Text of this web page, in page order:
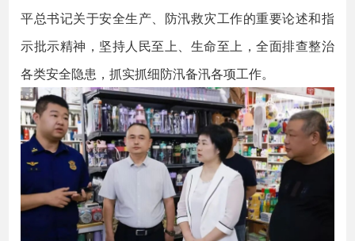
平总书记关于安全生产、防汛救灾工作的重要论述和指
示批示精神，坚持人民至上、生命至上，全面排查整治
各类安全隐患，抓实抓细防汛备汛各项工作。